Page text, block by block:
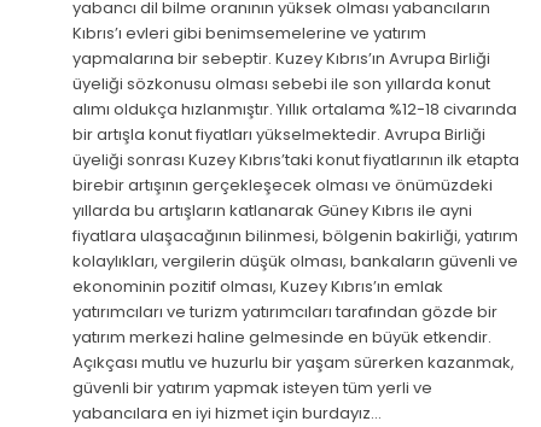
yabancı dil bilme oranının yüksek olması yabancıların
Kıbrıs’ı evleri gibi benimsemelerine ve yatırım
yapmalarına bir sebeptir. Kuzey Kıbrıs’ın Avrupa Birliği
üyeliği sözkonusu olması sebebi ile son yıllarda konut
alımı oldukça hızlanmıştır. Yıllık ortalama %12-18 civarında
bir artışla konut fiyatları yükselmektedir. Avrupa Birliği
üyeliği sonrası Kuzey Kıbrıs’taki konut fiyatlarının ilk etapta
birebir artışının gerçekleşecek olması ve önümüzdeki
yıllarda bu artışların katlanarak Güney Kıbrıs ile ayni
fiyatlara ulaşacağının bilinmesi, bölgenin bakirliği, yatırım
kolaylıkları, vergilerin düşük olması, bankaların güvenli ve
ekonominin pozitif olması, Kuzey Kıbrıs’ın emlak
yatırımcıları ve turizm yatırımcıları tarafından gözde bir
yatırım merkezi haline gelmesinde en büyük etkendir.
Açıkçası mutlu ve huzurlu bir yaşam sürerken kazanmak,
güvenli bir yatırım yapmak isteyen tüm yerli ve
yabancılara en iyi hizmet için burdayız…